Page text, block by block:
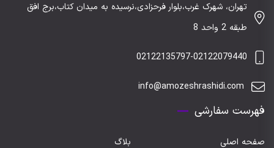
تهران، شهرک غرب،بلوار فرحزادی،نرسیده به میدان کتاب،برج افق
طبقه 2 واحد 8
02122135797-02122079440
info@amozeshrashidi.com
فهرست سفارشی
صفحه اصلی بلاگ